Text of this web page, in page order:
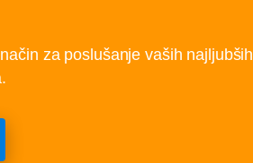
za poslušanje vaših najljubših